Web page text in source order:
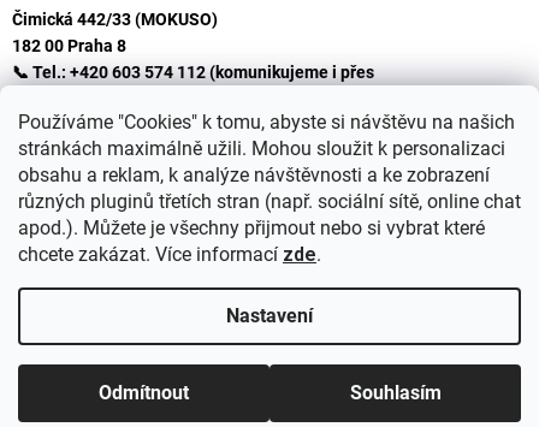
Používáme "Cookies" k tomu, abyste si návštěvu na našich
stránkách maximálně užili. Mohou sloužit k personalizaci
obsahu a reklam, k analýze návštěvnosti a ke zobrazení
různých pluginů třetích stran (např. sociální sítě, online chat
apod.). Můžete je všechny přijmout nebo si vybrat které
chcete zakázat. Více informací zde.
Nastavení
Odmítnout Souhlasím
Čimická 442/33 (MOKUSO)
182 00 Praha 8
📞 Tel.: +420 603 574 112 (komunikujeme i přes
✉️ E-mail: info@ceskakoupelna.cz
Vytvořil Shoptet + plnenieshopu.cz
Copyright 2026Retro koupelna . Všechna práva vyhrazena.